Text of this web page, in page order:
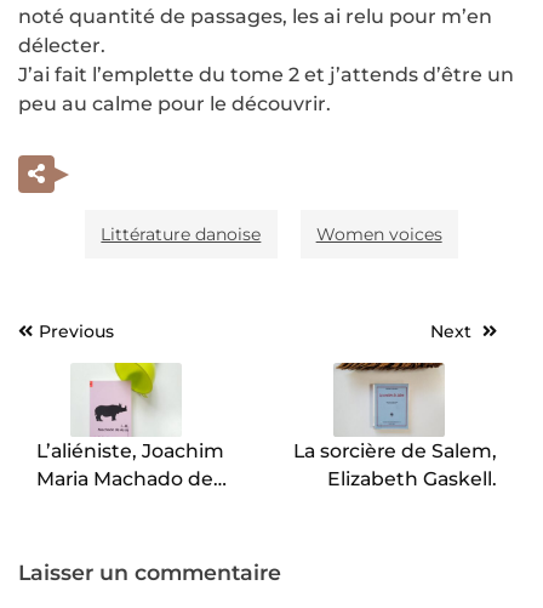
noté quantité de passages, les ai relu pour m’en
délecter.
J’ai fait l’emplette du tome 2 et j’attends d’être un
peu au calme pour le découvrir.
Littérature danoise Women voices
Navigation
l’article
Previous
L’aliéniste, Joachim
Maria Machado de
Next
La sorcière de Salem,
Elizabeth Gaskell.
Laisser un commentaire